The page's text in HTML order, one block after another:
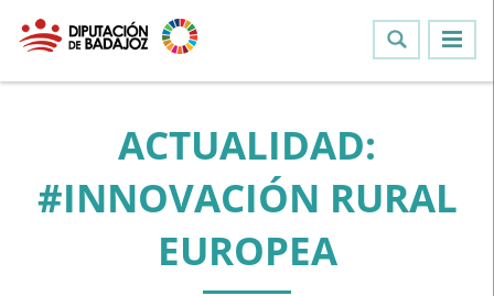
ACTUALIDAD:
#INNOVACIÓN RURAL
EUROPEA